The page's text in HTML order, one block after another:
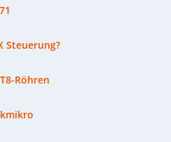
Steuerung?
Röhren